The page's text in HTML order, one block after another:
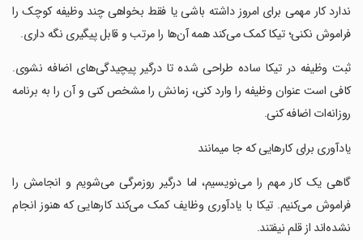
ندارد کار مهمی برای امروز داشته باشی یا فقط بخواهی چند وظیفه کوچک را
فراموش نکنی؛ تیکا کمک می‌کند همه آن‌ها را مرتب و قابل پیگیری نگه داری.
‏‏ثبت وظیفه در تیکا ساده طراحی شده تا درگیر پیچیدگی‌های اضافه نشوی.
کافی است عنوان وظیفه را وارد کنی، زمانش را مشخص کنی و آن را به برنامه
روزانه‌ات اضافه کنی.
‏‏یادآوری برای کارهایی که جا میمانند
‏‏گاهی یک کار مهم را می‌نویسیم، اما درگیر روزمرگی می‌شویم و انجامش را
فراموش می‌کنیم. تیکا با یادآوری وظایف کمک می‌کند کارهایی که هنوز انجام
نشده‌اند از قلم نیفتند.